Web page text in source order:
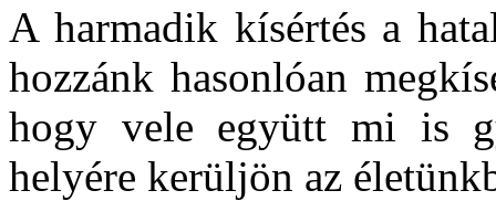
A harmadik kísértés a
hozzánk hasonlóan
hogy vele együtt mi is
helyére kerüljön az